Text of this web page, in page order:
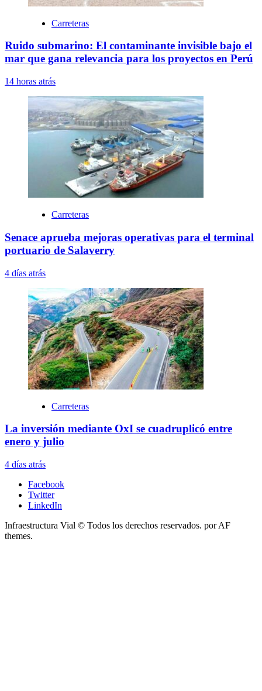
Carreteras
Ruido submarino: El contaminante invisible bajo el
mar que gana relevancia para los proyectos en Perú
14 horas atrás
Carreteras
Senace aprueba mejoras operativas para el terminal
portuario de Salaverry
4 días atrás
Carreteras
La inversión mediante OxI se cuadruplicó entre
enero y julio
4 días atrás
Facebook
Twitter
LinkedIn
Infraestructura Vial © Todos los derechos reservados. por AF
themes.